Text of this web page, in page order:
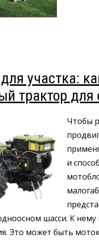
участка:
трактор для
Чтобы
и
шасси. К
Это может быть